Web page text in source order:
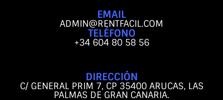
EMAIL
ADMIN@RENTFACIL.COM
TELÉFONO
+34 604 80 58 56
DIRECCIÓN
C/ GENERAL PRIM 7, CP 35400 ARUCAS, LAS
PALMAS DE GRAN CANARIA.